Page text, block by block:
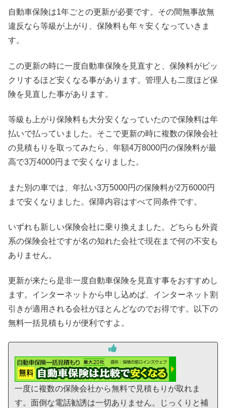
自動車保険は1年ごとの更新が必要です。その間無事故無
違反なら等級が上がり、保険料も年々安くなっていきま
す。
この更新の時に一度自動車保険を見直すと、保険料がビッ
クリするほど安くなる事があります。管理人も二度ほど保
険を見直した事があります。
等級も上がり保険料も大分安くなっていたので保険料は年
払いで払っていました。そこで更新の時に複数の保険会社
の見積もりを取ってみたら、年額4万8000円の保険料が最
高で3万4000円まで安くなりました。
また別の車では、年払い3万5000円の保険料が2万6000円
まで安くなりました。保障内容はすべて同条件です。
いずれも新しい保険会社に乗り換えました。どちらも外資
系の保険会社ですが名の知れた会社で現在まで何の不安も
ありません。
更新が来たら是非一度自動車保険を見直す事をおすすめし
ます。インターネットから申し込めば、インターネット割
引きが適用される会社がほとんどなのでお得です。以下の
無料一括見積もりが便利ですよ。
一度に複数の保険会社から無料で見積もりが取れま
す。面倒な電話勧誘は一切ありません。じっくりと補